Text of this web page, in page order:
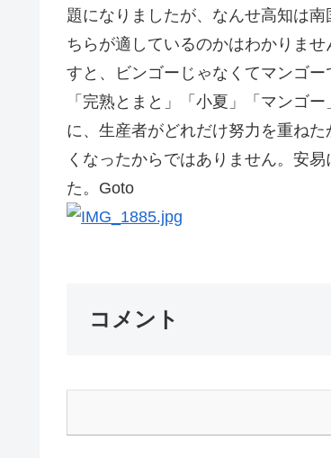
題になりましたが、なんせ高知は
ちらが適しているのかはわかりま
すと、ビンゴーじゃなくてマンゴー
「完熟とまと」「小夏」「マンゴ
に、生産者がどれだけ努力を重ね
くなったからではありません。安
た。Goto
コメント